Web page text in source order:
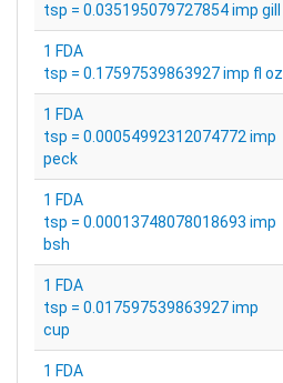
tsp = 0.035195079727854 imp gill
1 FDA
tsp = 0.17597539863927 imp fl oz
1 FDA
tsp = 0.00054992312074772 imp
peck
1 FDA
tsp = 0.00013748078018693 imp
bsh
1 FDA
tsp = 0.017597539863927 imp
cup
1 FDA